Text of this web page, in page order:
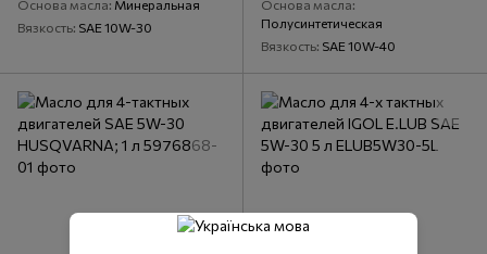
Основа масла Минеральная
Вязкость SAE 10W-30
Основа масла
Полусинтетическая
Вязкость SAE 10W-40